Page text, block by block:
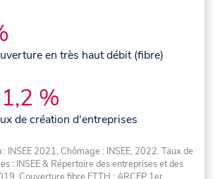
en très haut débit (fibre)
%
de création d'entreprises
INSEE 2021, Chômage : INSEE, 2022. Taux de
: INSEE & Répertoire des entreprises et des